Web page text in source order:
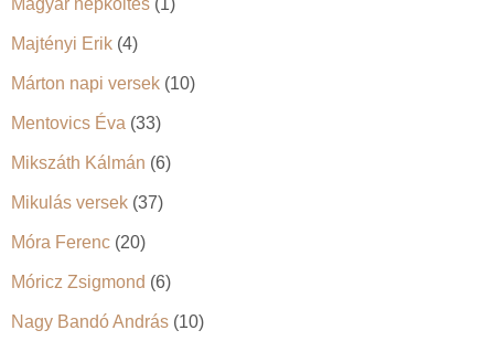
Majtényi Erik (4)
Márton napi versek (10)
Mentovics Éva (33)
Mikszáth Kálmán (6)
Mikulás versek (37)
Móra Ferenc (20)
Móricz Zsigmond (6)
Nagy Bandó András (10)